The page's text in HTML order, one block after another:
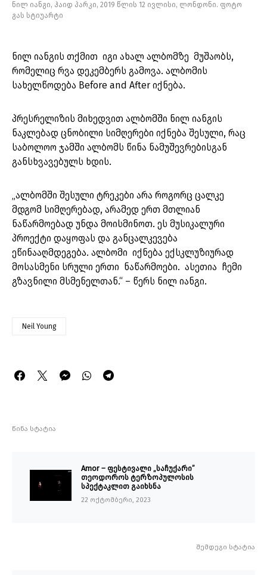
ნილ იანგი, ჰაიდ პარკი, 2019 წლის 12 ივლისი, ლონდონი. ფოტო
გას სტიუარტი
ნილ იანგის თქმით იგი ახალ ალბომზე მუშაობს,
რომელიც რვა დეკემბერს გამოვა. ალბომის
სახელწოდება Before and After იქნება.
პრესრელიზის მიხედვით ალბომში ნილ იანგის
ნაკლებად ცნობილი სიმღერები იქნება შესული, რაც
საბოლოო ჯამში ალბომს წინა ნამუშევრებისგან
განსხვავებულს ხდის.
„ალბომში შესული ტრეკები არა როგორც ცალკე
მდგომ სიმღერებად, არამედ ერთ მთლიან
ნაწარმოებად უნდა მოისმინოთ. ეს მუსიკალური
პროექტი დაყოფას და განცალკევება
ეწინააღმდეგება. ალბომი იქნება ექსკლუზიურად
მოსასმენი სრული ერთი ნაწარმოები. ასეთია ჩემი
გზავნილი მსმენელთან.“ – წერს ნილ იანგი.
Neil Young
წინა სტატია
Amor – ფესტივალი „საჩუქარი”
თეოდოროს ტერზოპულოსის
სპექტაკლით გაიხსნა
22 ოქტომბერი, 2023
შემდეგი სტატია